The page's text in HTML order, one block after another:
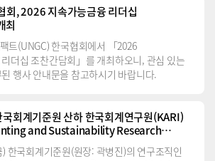
회, 2026 지속가능금융 리더십
최
트(UNGC) 한국협회에서 「2026
더십 조찬간담회」를 개최하오니, 관심 있는
행사 안내문을 참고하시기 바랍니다.
국회계기준원 산하 한국회계연구원(KARI)
and Sustainability Research
) 한국회계기준원(원장: 곽병진)의 연구조직인